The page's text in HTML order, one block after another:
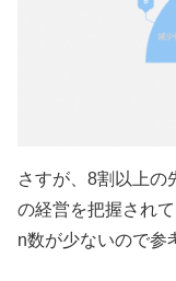
さすが、8割以上の
の経営を把握され
n数が少ないので参